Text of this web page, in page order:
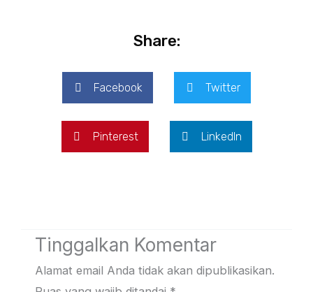
Share:
Facebook Twitter
Pinterest LinkedIn
Tinggalkan Komentar
Alamat email Anda tidak akan dipublikasikan.